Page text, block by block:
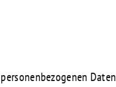
Daten